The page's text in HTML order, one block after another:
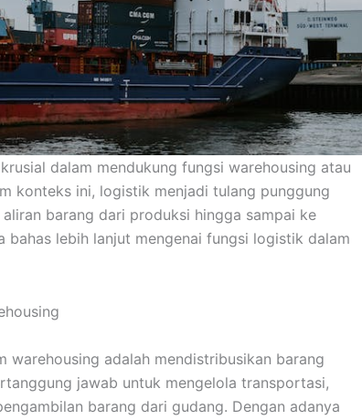
dalam mendukung fungsi warehousing atau
konteks ini, logistik menjadi tulang punggung
barang dari produksi hingga sampai ke
bahas lebih lanjut mengenai fungsi logistik dalam
warehousing adalah mendistribusikan barang
jawab untuk mengelola transportasi,
barang dari gudang. Dengan adanya